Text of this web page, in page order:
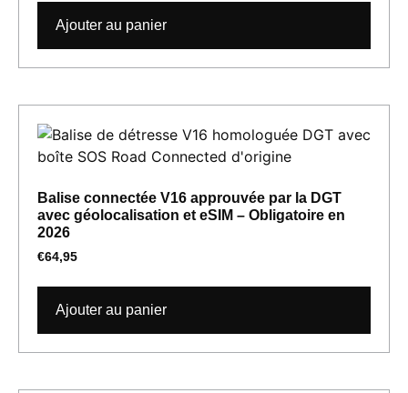
Ajouter au panier
Balise connectée V16 approuvée par la DGT
avec géolocalisation et eSIM – Obligatoire en
2026
€64,95
Ajouter au panier